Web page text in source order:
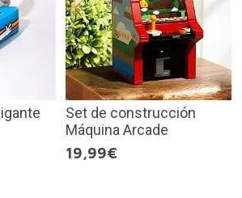
Set de construcción
Máquina Arcade
19,99€